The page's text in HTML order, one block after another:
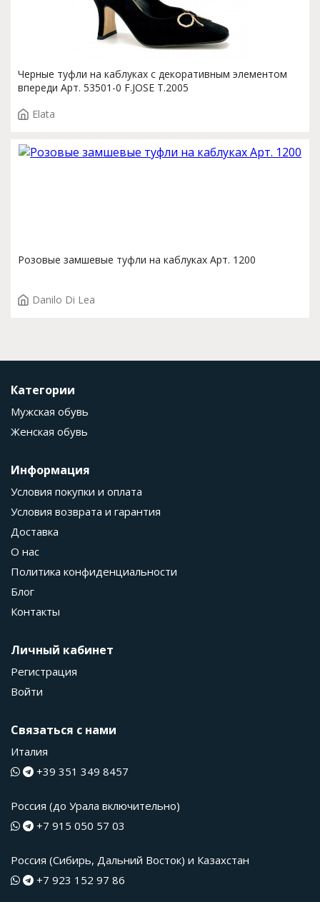
Черные туфли на каблуках с декоративным элементом
впереди Арт. 53501-0 F.JOSE T.2005
Elata
Розовые замшевые туфли на каблуках Арт. 1200
Danilo Di Lea
Категории
Мужская обувь
Женская обувь
Информация
Условия покупки и оплата
Условия возврата и гарантия
Доставка
О нас
Политика конфиденциальности
Блог
Контакты
Личный кабинет
Регистрация
Войти
Связаться с нами
Италия
+39 351 349 8457
Россия (до Урала включительно)
+7 915 050 57 03
Россия (Сибирь, Дальний Восток) и Казахстан
+7 923 152 97 86